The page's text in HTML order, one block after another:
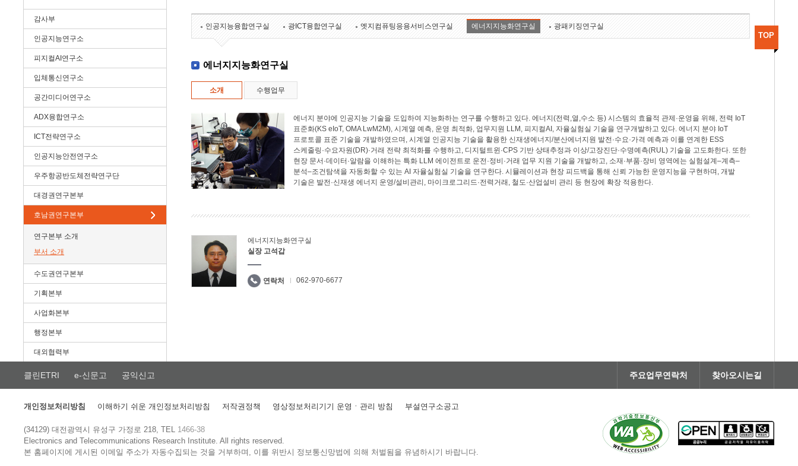
감사부
인공지능연구소
피지컬AI연구소
입체통신연구소
공간미디어연구소
ADX융합연구소
ICT전략연구소
인공지능안전연구소
우주항공반도체전략연구단
대경권연구본부
호남권연구본부
연구본부 소개
부서 소개
수도권연구본부
기획본부
사업화본부
행정본부
대외협력부
인공지능융합연구실 광ICT융합연구실 엣지컴퓨팅응용서비스연구실 에너지지능화연구실 광패키징연구실
에너지지능화연구실
소개 수행업무
에너지 분야에 인공지능 기술을 도입하여 지능화하는 연구를 수행하고 있다. 에너지(전력,열,수소 등) 시스템의 효율적 관제·운영을 위해, 전력 IoT
표준화(KS eIoT, OMA LwM2M), 시계열 예측, 운영 최적화, 업무지원 LLM, 피지컬AI, 자율실험실 기술을 연구개발하고 있다. 에너지 분야 IoT
프로토콜 표준 기술을 개발하였으며, 시계열 인공지능 기술을 활용한 신재생에너지/분산에너지원 발전·수요·가격 예측과 이를 연계한 ESS
스케줄링·수요자원(DR)·거래 전략 최적화를 수행하고, 디지털트윈·CPS 기반 상태추정과 이상/고장진단·수명예측(RUL) 기술을 고도화한다. 또한
현장 문서·데이터·알람을 이해하는 특화 LLM 에이전트로 운전·정비·거래 업무 지원 기술을 개발하고, 소재·부품·장비 영역에는 실험설계–계측–
분석–조건탐색을 자동화할 수 있는 AI 자율실험실 기술을 연구한다. 시뮬레이션과 현장 피드백을 통해 신뢰 가능한 운영지능을 구현하며, 개발
기술은 발전·신재생 에너지 운영/설비관리, 마이크로그리드·전력거래, 철도·산업설비 관리 등 현장에 확장 적용한다.
에너지지능화연구실
실장 고석갑
연락처 062-970-6677
TOP
클린ETRI e-신문고 공익신고 주요업무연락처 찾아오시는길
개인정보처리방침 이해하기 쉬운 개인정보처리방침 저작권정책 영상정보처리기기 운영ㆍ관리 방침 부설연구소공고
(34129) 대전광역시 유성구 가정로 218, TEL 1466-38
Electronics and Telecommunications Research Institute.All rights reserved.
본 홈페이지에 게시된 이메일 주소가 자동수집되는 것을 거부하며, 이를 위반시 정보통신망법에 의해 처벌됨을 유념하시기 바랍니다.